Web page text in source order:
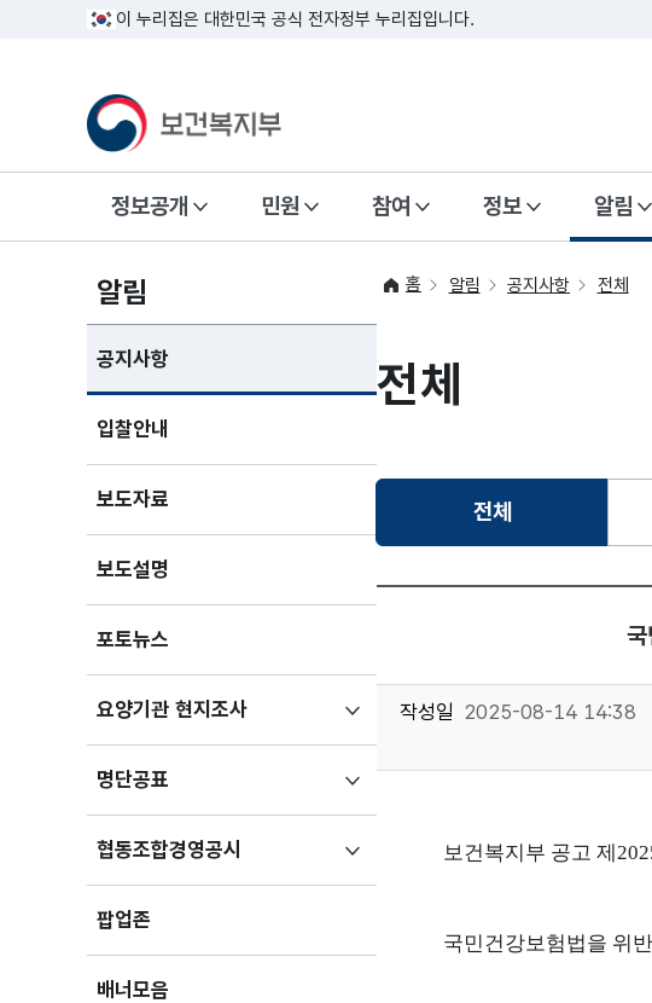
이 누리집은 대한민국 공식 전자정부 누리집입니다.
정보공개 민원 참여 정보 알림
알림
공지사항
입찰안내
보도자료
보도설명
포토뉴스
요양기관 현지조사하위메뉴
펼치기
명단공표
펼치기
협동조합경영공시
펼치기
팝업존
배너모음
홈 알림 공지사항 전체
전체
전체선택됨
작성일 2025-08-14 14:38
보건복지부 공고 제
국민건강보험법을 위